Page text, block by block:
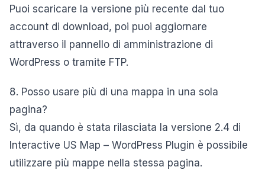
Puoi scaricare la versione più recente dal tuo
account di download, poi puoi aggiornare
attraverso il pannello di amministrazione di
WordPress o tramite FTP.
8. Posso usare più di una mappa in una sola
pagina?
Sì, da quando è stata rilasciata la versione 2.4 di
Interactive US Map – WordPress Plugin è possibile
utilizzare più mappe nella stessa pagina.